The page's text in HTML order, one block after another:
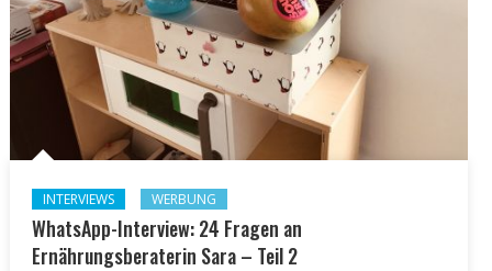
INTERVIEWS WERBUNG
WhatsApp-Interview: 24 Fragen an
Ernährungsberaterin Sara – Teil 2